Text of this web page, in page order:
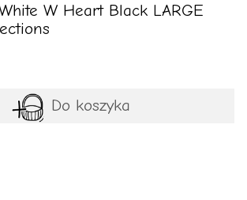
W Heart Black LARGE
Do koszyka